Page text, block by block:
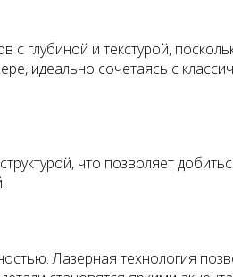
глубиной и текстурой,
идеально сочетаясь с
что позволяет
Лазерная технология